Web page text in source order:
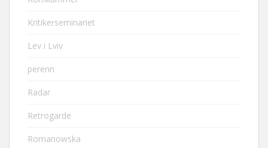
Kritikerseminariet
Lev i Lviv
perenn
Radar
Retrogarde
Romanowska